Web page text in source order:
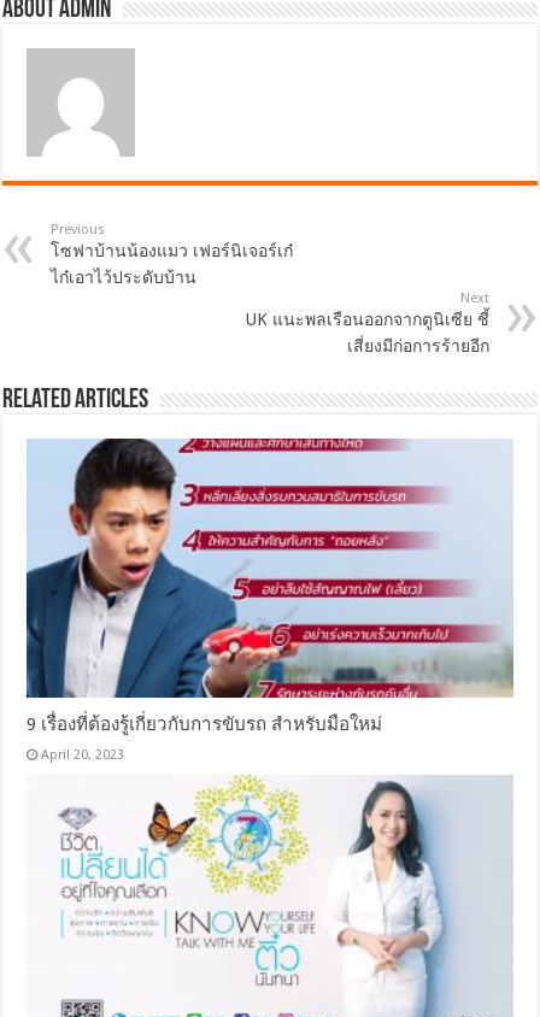
About admin
Previous
โซฟาบ้านน้องแมว เฟอร์นิเจอร์เก๋
ไก๋เอาไว้ประดับบ้าน
Next
UK แนะพลเรือนออกจากตูนิเซีย ชี้
เสี่ยงมีก่อการร้ายอีก
Related Articles
9 เรื่องที่ต้องรู้เกี่ยวกับการขับรถ สำหรับมือใหม่
April 20, 2023